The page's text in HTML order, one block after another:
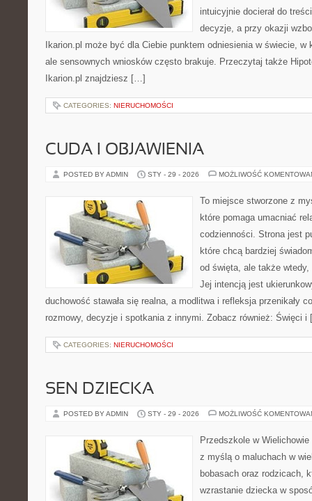
intuicyjnie docierał do
decyzje, a przy okazji
Ikarion.pl może być dla Ciebie punktem odniesienia w świecie,
ale sensownych wniosków często brakuje. Przeczytaj także
Ikarion.pl znajdziesz […]
CATEGORIES: NIERUCHOMOŚCI
CUDA I OBJAWIENIA
POSTED BY ADMIN STY - 29 - 2026 MOŻLIWOŚĆ
To miejsce stworzone z
które pomaga umacniać
codzienności. Strona jest
które chcą bardziej
od święta, ale także
Jej intencją jest
duchowość stawała się realna, a modlitwa i refleksja przenikały
rozmowy, decyzje i spotkania z innymi. Zobacz również: Święci
CATEGORIES: NIERUCHOMOŚCI
SEN DZIECKA
POSTED BY ADMIN STY - 29 - 2026 MOŻLIWOŚĆ
Przedszkole w
z myślą o maluchach w
bobasach oraz rodzicach,
wzrastanie dziecka w